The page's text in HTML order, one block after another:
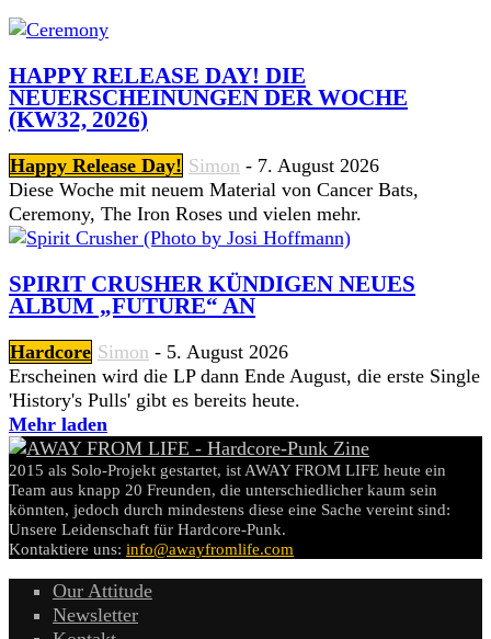
HAPPY RELEASE DAY! DIE
NEUERSCHEINUNGEN DER WOCHE
(KW32, 2026)
Happy Release Day! Simon - 7. August 2026
Diese Woche mit neuem Material von Cancer Bats,
Ceremony, The Iron Roses und vielen mehr.
SPIRIT CRUSHER KÜNDIGEN NEUES
ALBUM „FUTURE“ AN
Hardcore Simon - 5. August 2026
Erscheinen wird die LP dann Ende August, die erste Single
'History's Pulls' gibt es bereits heute.
Mehr laden
2015 als Solo-Projekt gestartet, ist AWAY FROM LIFE heute ein
Team aus knapp 20 Freunden, die unterschiedlicher kaum sein
könnten, jedoch durch mindestens diese eine Sache vereint sind:
Unsere Leidenschaft für Hardcore-Punk.
Kontaktiere uns: info@awayfromlife.com
Our Attitude
Newsletter